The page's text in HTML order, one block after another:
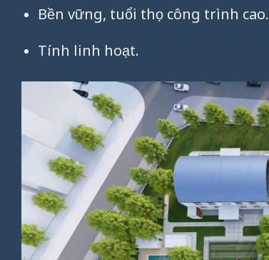
Bền vững, tuổi thọ công trình cao.
Tính linh hoạt.